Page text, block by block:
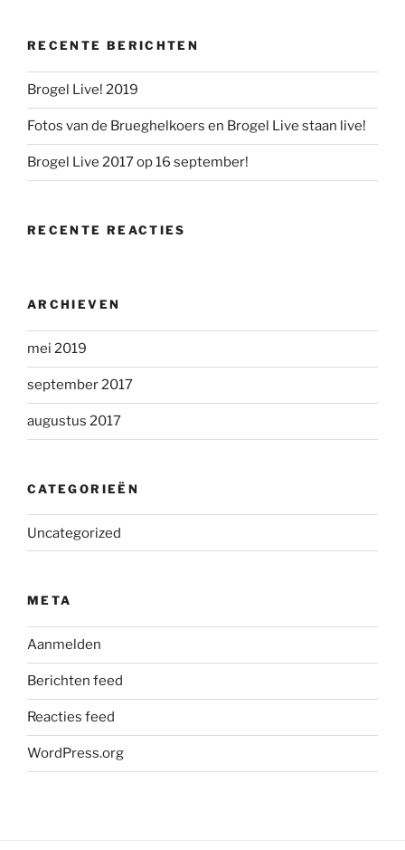
RECENTE BERICHTEN
Brogel Live! 2019
Fotos van de Brueghelkoers en Brogel Live staan live!
Brogel Live 2017 op 16 september!
RECENTE REACTIES
ARCHIEVEN
mei 2019
september 2017
augustus 2017
CATEGORIEËN
Uncategorized
META
Aanmelden
Berichten feed
Reacties feed
WordPress.org